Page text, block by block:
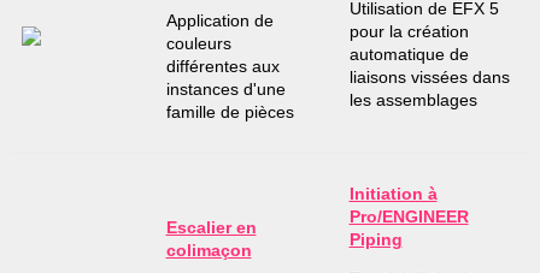
Application de
couleurs
différentes aux
instances d'une
famille de pièces
Utilisation de EFX 5
pour la création
automatique de
liaisons vissées dans
les assemblages
Escalier en
colimaçon
Initiation à
Pro/ENGINEER
Piping